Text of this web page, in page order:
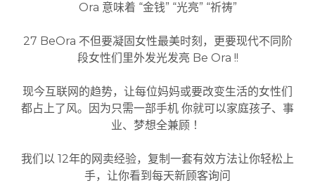
Ora 意味着 “金钱” “光亮” “祈祷”
27 BeOra 不但要凝固女性最美时刻，更要现代不同阶
段女性们里外发光发亮 Be Ora !!
现今互联网的趋势，让每位妈妈或要改变生活的女性们
都占上了风。
因为只需一部手机 你就可以家庭孩子、事
业、梦想全兼顾 ！
我们以 12年的网卖经验，复制一套有效方法让你轻松上
手， 让你看到每天新顾客询问